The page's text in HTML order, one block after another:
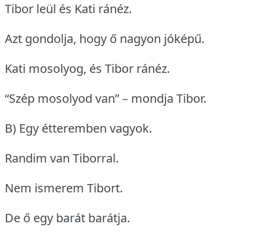
Tibor leül és Kati ránéz.
Azt gondolja, hogy ő nagyon jóképű.
Kati mosolyog, és Tibor ránéz.
“Szép mosolyod van” – mondja Tibor.
B) Egy étteremben vagyok.
Randim van Tiborral.
Nem ismerem Tibort.
De ő egy barát barátja.